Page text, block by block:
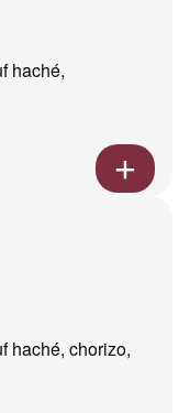
haché,
haché, chorizo,